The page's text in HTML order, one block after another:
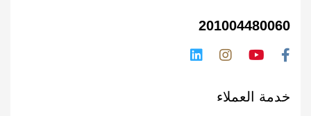
201004480060
خدمة العملاء